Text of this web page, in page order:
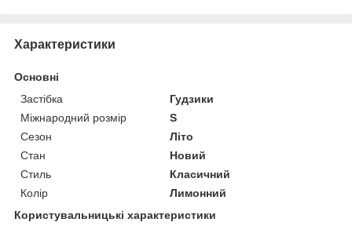
Характеристики
Основні
Застібка
Гудзики
Міжнародний розмір
S
Сезон
Літо
Стан
Новий
Стиль
Класичний
Колір
Лимонний
Користувальницькі характеристики